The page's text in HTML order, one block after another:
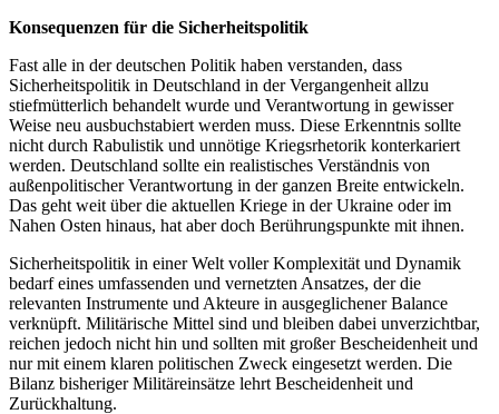
Konsequenzen für die Sicherheitspolitik
Fast alle in der deutschen Politik haben verstanden, dass
Sicherheitspolitik in Deutschland in der Vergangenheit allzu
stiefmütterlich behandelt wurde und Verantwortung in gewisser
Weise neu ausbuchstabiert werden muss. Diese Erkenntnis sollte
nicht durch Rabulistik und unnötige Kriegsrhetorik konterkariert
werden. Deutschland sollte ein realistisches Verständnis von
außenpolitischer Verantwortung in der ganzen Breite entwickeln.
Das geht weit über die aktuellen Kriege in der Ukraine oder im
Nahen Osten hinaus, hat aber doch Berührungspunkte mit ihnen.
Sicherheitspolitik in einer Welt voller Komplexität und Dynamik
bedarf eines umfassenden und vernetzten Ansatzes, der die
relevanten Instrumente und Akteure in ausgeglichener Balance
verknüpft. Militärische Mittel sind und bleiben dabei unverzichtbar,
reichen jedoch nicht hin und sollten mit großer Bescheidenheit und
nur mit einem klaren politischen Zweck eingesetzt werden. Die
Bilanz bisheriger Militäreinsätze lehrt Bescheidenheit und
Zurückhaltung.